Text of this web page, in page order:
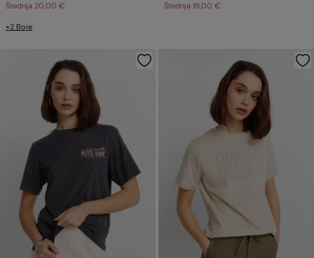
Štednja 20,00 €
+2 Boje
Štednja 19,00 €